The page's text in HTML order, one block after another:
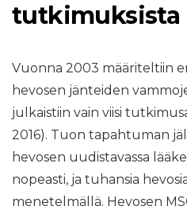
tutkimuksista
Vuonna 2003 määriteltiin
hevosen jänteiden
julkaistiin vain viisi
2016). Tuon tapahtuman
hevosen uudistavassa
nopeasti, ja tuhansia
menetelmällä. Hevosen